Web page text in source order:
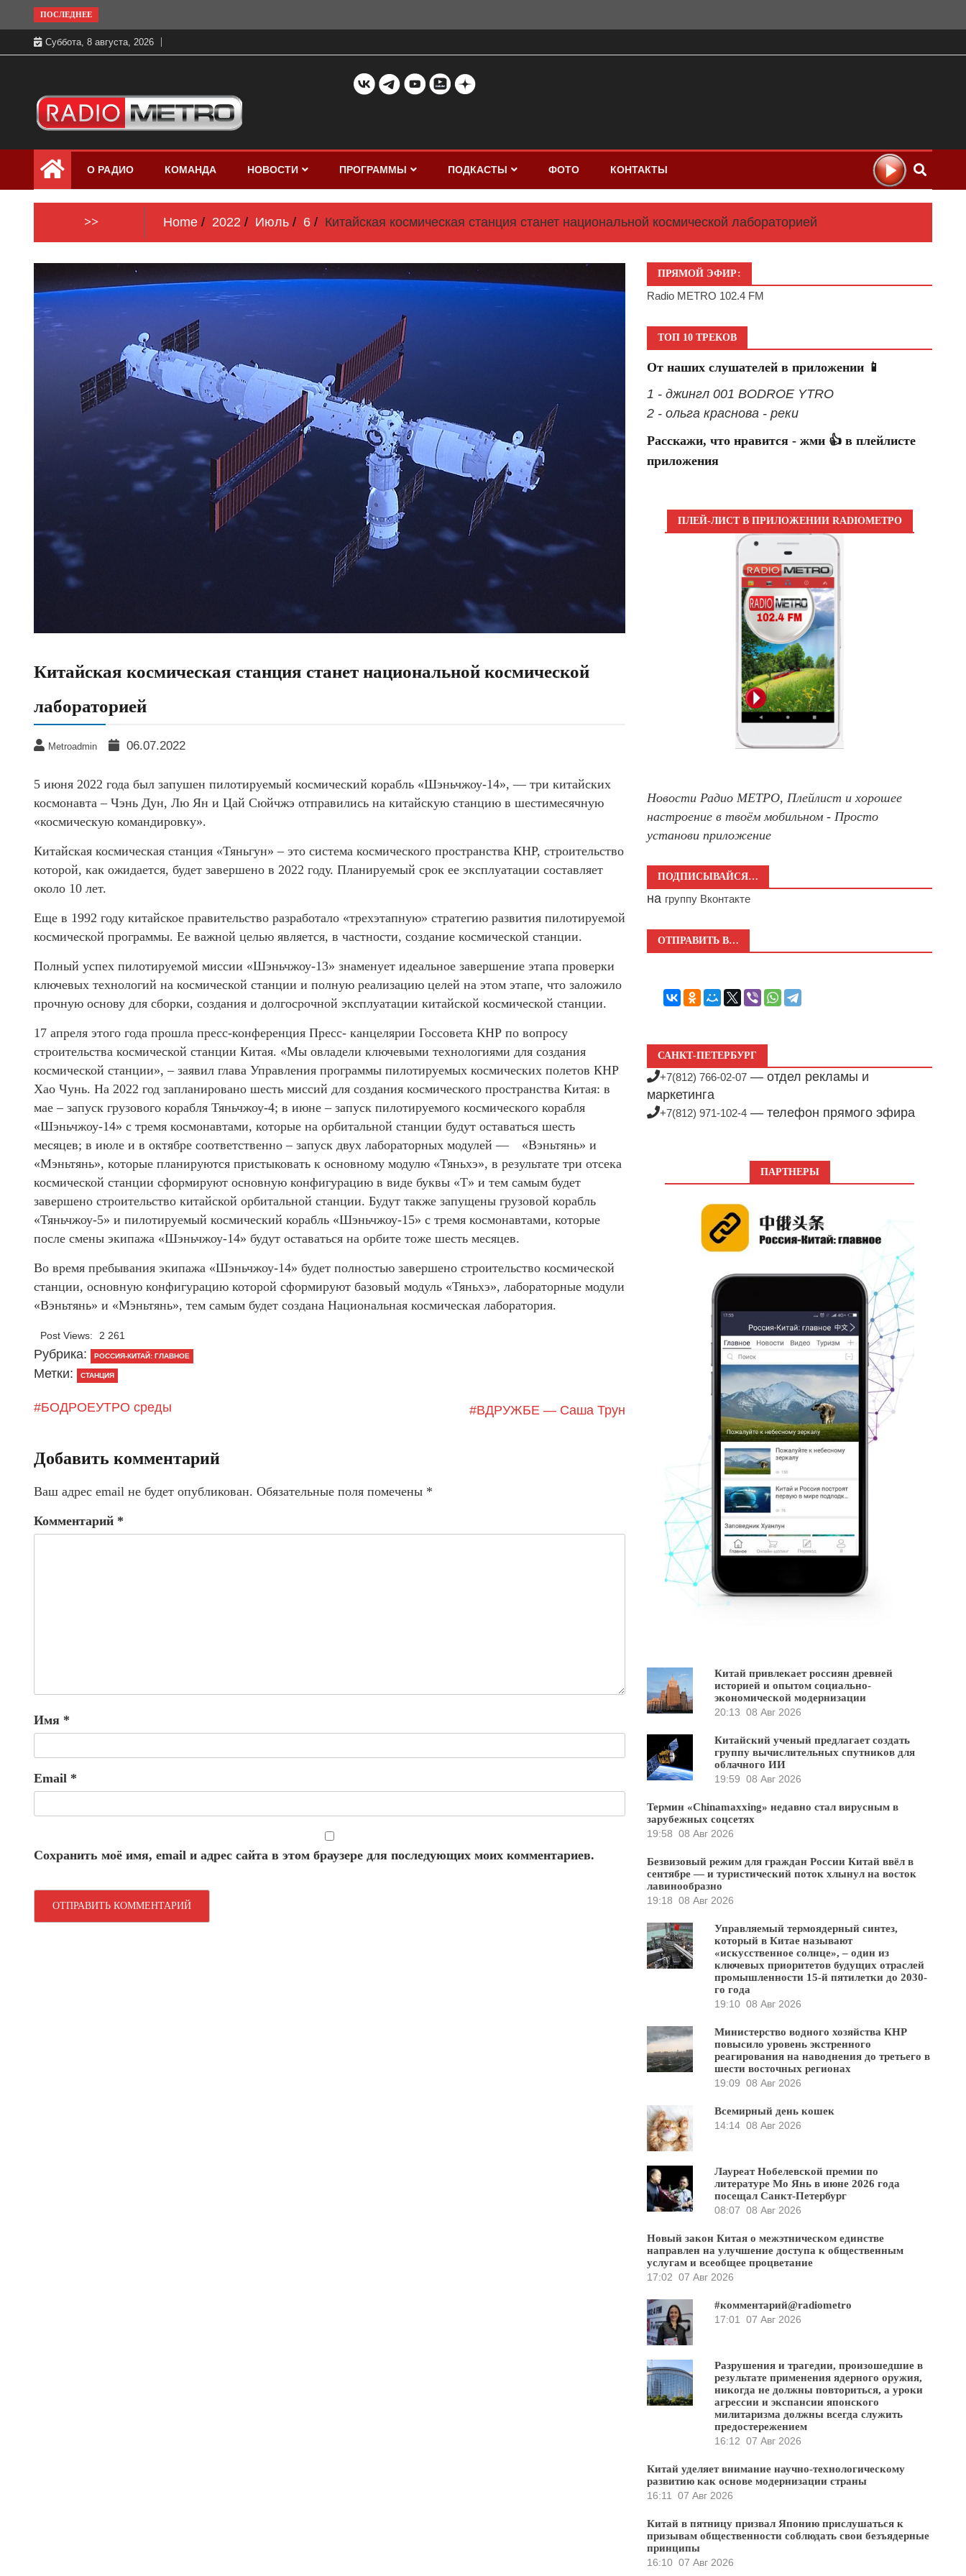
to
content
ПОСЛЕДНЕЕ
Суббота, 8 августа, 2026
Радио МЕТРО
бесплатно в хорошем качестве Санкт-
Петербург и Россия
О РАДИО КОМАНДА НОВОСТИ ПРОГРАММЫ ПОДКАСТЫ ФОТО КОНТАКТЫ
>> Home 2022 Июль 6 Китайская космическая станция станет национальной космической лабораторией
Китайская космическая станция станет национальной космической
лабораторией
Metroadmin 06.07.2022
5 июня 2022 года был запушен пилотируемый космический корабль «Шэньчжоу-14», — три китайских
космонавта – Чэнь Дун, Лю Ян и Цай Сюйчжэ отправились на китайскую станцию в шестимесячную
«космическую командировку».
Китайская космическая станция «Тяньгун» – это система космического пространства КНР, строительство
которой, как ожидается, будет завершено в 2022 году. Планируемый срок ее эксплуатации составляет
около 10 лет.
Еще в 1992 году китайское правительство разработало «трехэтапную» стратегию развития пилотируемой
космической программы. Ее важной целью является, в частности, создание космической станции.
Полный успех пилотируемой миссии «Шэньчжоу-13» знаменует идеальное завершение этапа проверки
ключевых технологий на космической станции и полную реализацию целей на этом этапе, что заложило
прочную основу для сборки, создания и долгосрочной эксплуатации китайской космической станции.
17 апреля этого года прошла пресс-конференция Пресс- канцелярии Госсовета КНР по вопросу
строительства космической станции Китая. «Мы овладели ключевыми технологиями для создания
космической станции», – заявил глава Управления программы пилотируемых космических полетов КНР
Хао Чунь. На 2022 год запланировано шесть миссий для создания космического пространства Китая: в
мае – запуск грузового корабля Тяньчжоу-4; в июне – запуск пилотируемого космического корабля
«Шэньчжоу-14» с тремя космонавтами, которые на орбитальной станции будут оставаться шесть
месяцев; в июле и в октябре соответственно – запуск двух лабораторных модулей — «Вэньтянь» и
«Мэньтянь», которые планируются пристыковать к основному модулю «Тяньхэ», в результате три отсека
космической станции сформируют основную конфигурацию в виде буквы «T» и тем самым будет
завершено строительство китайской орбитальной станции. Будут также запущены грузовой корабль
«Тяньчжоу-5» и пилотируемый космический корабль «Шэньчжоу-15» с тремя космонавтами, которые
после смены экипажа «Шэньчжоу-14» будут оставаться на орбите тоже шесть месяцев.
Во время пребывания экипажа «Шэньчжоу-14» будет полностью завершено строительство космической
станции, основную конфигурацию которой сформируют базовый модуль «Тяньхэ», лабораторные модули
«Вэньтянь» и «Мэньтянь», тем самым будет создана Национальная космическая лаборатория.
Post Views: 2 261
Рубрика: РОССИЯ-КИТАЙ: ГЛАВНОЕ
Метки: СТАНЦИЯ
#БОДРОЕУТРО среды #ВДРУЖБЕ — Саша Трун
Добавить комментарий
Ваш адрес email не будет опубликован. Обязательные поля помечены *
Комментарий *
Имя *
Email *
Сохранить моё имя, email и адрес сайта в этом браузере для последующих моих комментариев.
ПРЯМОЙ ЭФИР:
Radio METRO 102.4 FM
ТОП 10 ТРЕКОВ
От наших слушателей в приложении 📱
1 - джингл 001 BODROE YTRO
2 - ольга краснова - реки
Расскажи, что нравится - жми 👍 в плейлисте
приложения
ПЛЕЙ-ЛИСТ В ПРИЛОЖЕНИИ RADIOМЕТРО
Новости Радио МЕТРО, Плейлист и хорошее
настроение в твоём мобильном - Просто
установи приложение
ПОДПИСЫВАЙСЯ…
на группу Вконтакте
ОТПРАВИТЬ В…
САНКТ-ПЕТЕРБУРГ
+7(812) 766-02-07 — отдел рекламы и
маркетинга
+7(812) 971-102-4 — телефон прямого эфира
ПАРТНЕРЫ
Китай привлекает россиян древней
историей и опытом социально-
экономической модернизации
20:13 08 Авг 2026
Китайский ученый предлагает создать
группу вычислительных спутников для
облачного ИИ
19:59 08 Авг 2026
Термин «Chinamaxxing» недавно стал вирусным в
зарубежных соцсетях
19:58 08 Авг 2026
Безвизовый режим для граждан России Китай ввёл в
сентябре — и туристический поток хлынул на восток
лавинообразно
19:18 08 Авг 2026
Управляемый термоядерный синтез,
который в Китае называют
«искусственное солнце», – один из
ключевых приоритетов будущих отраслей
промышленности 15-й пятилетки до 2030-
го года
19:10 08 Авг 2026
Министерство водного хозяйства КНР
повысило уровень экстренного
реагирования на наводнения до третьего в
шести восточных регионах
19:09 08 Авг 2026
Всемирный день кошек
14:14 08 Авг 2026
Лауреат Нобелевской премии по
литературе Мо Янь в июне 2026 года
посещал Санкт-Петербург
08:07 08 Авг 2026
Новый закон Китая о межэтническом единстве
направлен на улучшение доступа к общественным
услугам и всеобщее процветание
17:02 07 Авг 2026
#комментарий@radiometro
17:01
07 Авг 2026
Разрушения и трагедии, произошедшие в
результате применения ядерного оружия,
никогда не должны повториться, а уроки
агрессии и экспансии японского
милитаризма должны всегда служить
предостережением
16:12 07 Авг 2026
Китай уделяет внимание научно-технологическому
развитию как основе модернизации страны
16:11
07 Авг 2026
Китай в пятницу призвал Японию прислушаться к
призывам общественности соблюдать свои безъядерные
принципы
16:10 07 Авг 2026